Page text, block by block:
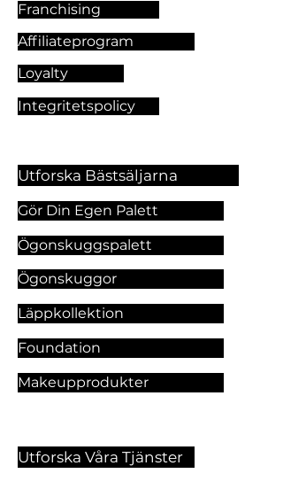
Franchising
Affiliateprogram
Loyalty
Integritetspolicy
Utforska Bästsäljarna
Gör Din Egen Palett
Ögonskuggspalett
Ögonskuggor
Läppkollektion
Foundation
Makeupprodukter
Utforska Våra Tjänster